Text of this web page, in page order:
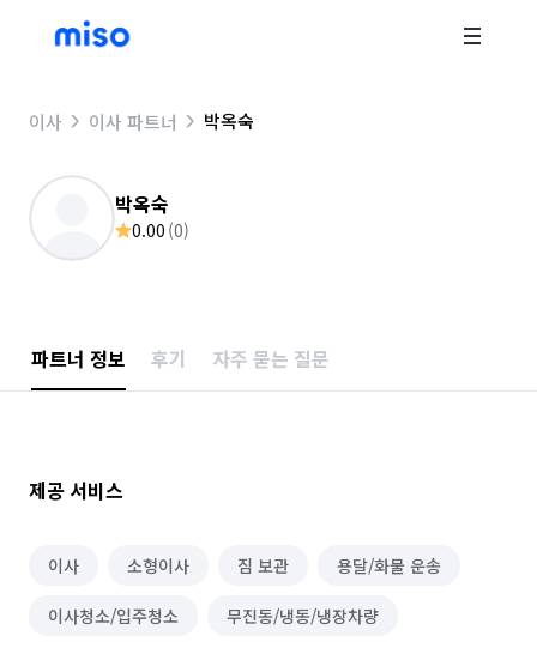
이사 이사 파트너 박옥숙
박옥숙
0.00 (0)
파트너 정보 후기 자주 묻는 질문
제공 서비스
이사 소형이사 짐 보관 용달/화물 운송
이사청소/입주청소 무진동/냉동/냉장차량